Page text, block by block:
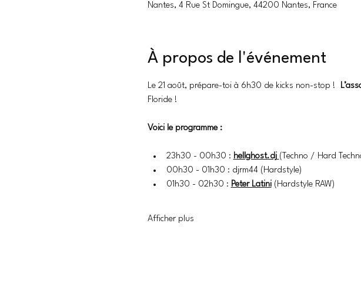
Nantes, 4 Rue St Domingue, 44200 Nantes, France
À propos de l'événement
Le 21 août, prépare-toi à 6h30 de kicks non-stop !
Floride !
Voici le programme :
23h30 - 00h30 : hellghost.dj (Techno / Hard
00h30 - 01h30 : djrm44 (Hardstyle)
01h30 - 02h30 : Peter Latini (Hardstyle RAW)
Afficher plus